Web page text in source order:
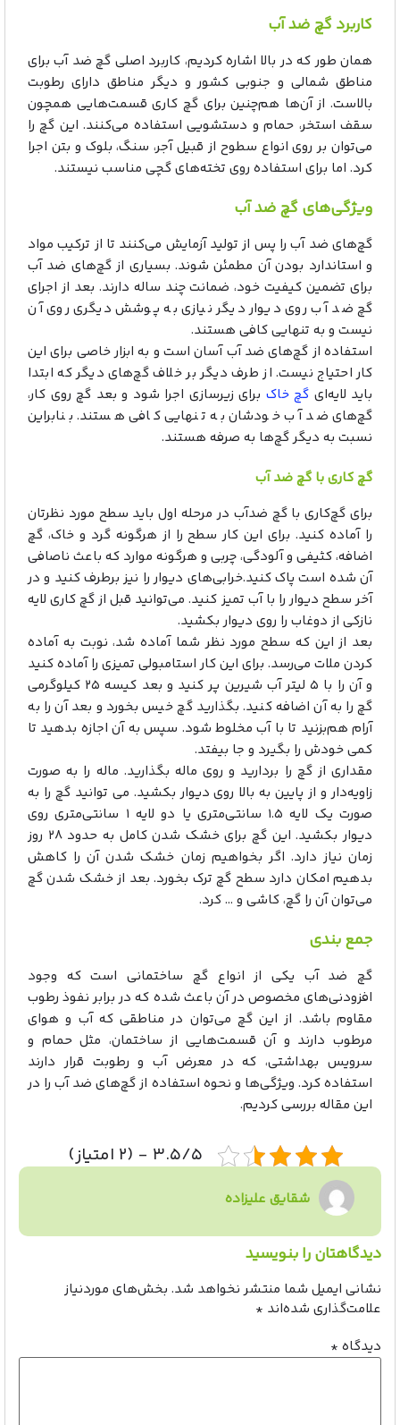
کاربرد گچ ضد آب
همان طور که در بالا اشاره کردیم، کاربرد اصلی گچ ضد آب برای
مناطق شمالی و جنوبی کشور و دیگر مناطق دارای رطوبت
بالاست. از آن‌ها هم‌چنین برای گچ کاری قسمت‌هایی همچون
سقف استخر، حمام و دستشویی استفاده می‌کنند. این گچ را
می‌توان بر روی انواع سطوح از قبیل آجر، سنگ، بلوک و بتن اجرا
کرد. اما برای استفاده روی تخته‌های گچی مناسب نیستند.
ویژگی‌های گچ ضد آب
گچ‌های ضد آب را پس از تولید آزمایش می‌کنند تا از ترکیب مواد
و استاندارد بودن آن مطمئن شوند. بسیاری از گچ‌های ضد آب
برای تضمین کیفیت خود، ضمانت چند ساله دارند. بعد از اجرای
گچ ضد آب روی دیوار دیگر نیازی به پوشش دیگری روی آن
نیست و به تنهایی کافی هستند.
استفاده از گچ‌های ضد آب آسان است و به ابزار خاصی برای این
کار احتیاج نیست. از طرف دیگر بر خلاف گچ‌های دیگر که ابتدا
باید لایه‌ایگچ خاکبرای زیرسازی اجرا شود و بعد گچ روی کار،
گچ‌های ضد آب خودشان به تنهایی کافی هستند. بنابراین
نسبت به دیگر گچ‌ها به صرفه هستند.
گچ کاری با گچ ضد آب
برای گچ‌کاری با گچ ضدآب در مرحله اول باید سطح مورد نظرتان
را آماده کنید. برای این کار سطح را از هرگونه گرد و خاک، گچ
اضافه، کثیفی و آلودگی، چربی و هرگونه موارد که باعث ناصافی
آن شده است پاک کنید.خرابی‌های دیوار را نیز برطرف کنید و در
آخر سطح دیوار را با آب تمیز کنید. می‌توانید قبل از گچ کاری لایه
نازکی از دوغاب را روی دیوار بکشید.
بعد از این که سطح مورد نظر شما آماده شد، نوبت به آماده
کردن ملات می‌رسد. برای این کار استامبولی تمیزی را آماده کنید
و آن را با ۵ لیتر آب شیرین پر کنید و بعد کیسه ۲۵ کیلوگرمی
گچ را به آن اضافه کنید. بگذارید گچ خیس بخورد و بعد آن را به
آرام هم‌بزنید تا با آب مخلوط شود. سپس به آن اجازه بدهید تا
کمی خودش را بگیرد و جا بیفتد.
مقداری از گچ را بردارید و روی ماله بگذارید. ماله را به صورت
زاویه‌دار و از پایین به بالا روی دیوار بکشید. می توانید گچ را به
صورت یک لایه ۱.۵ سانتی‌متری یا دو لایه ۱ سانتی‌متری روی
دیوار بکشید. این گچ برای خشک شدن کامل به حدود ۲۸ روز
زمان نیاز دارد. اگر بخواهیم زمان خشک شدن آن را کاهش
بدهیم امکان دارد سطح گچ ترک بخورد. بعد از خشک شدن گچ
می‌توان آن را گچ، کاشی و … کرد.
جمع بندی
گچ ضد آب یکی از انواع گچ ساختمانی است که وجود
افزودنی‌های مخصوص در آن باعث شده که در برابر نفوذ رطوب
مقاوم باشد. از این گچ می‌توان در مناطقی که آب و هوای
مرطوب دارند و آن قسمت‌هایی از ساختمان، مثل حمام و
سرویس بهداشتی، که در معرض آب و رطوبت قرار دارند
استفاده کرد. ویژگی‌ها و نحوه استفاده از گچ‌های ضد آب را در
این مقاله بررسی کردیم.
۳.۵/۵ - (۲ امتیاز)
شقایق علیزاده
دیدگاهتان را بنویسید
نشانی ایمیل شما منتشر نخواهد شد.بخش‌های موردنیاز
علامت‌گذاری شده‌اند*
دیدگاه*